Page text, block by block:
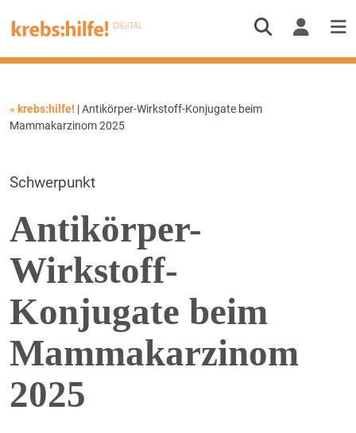
« krebs:hilfe! | Antikörper-Wirkstoff-Konjugate beim
Mammakarzinom 2025
Schwerpunkt
Antikörper-
Wirkstoff-
Konjugate beim
Mammakarzinom
2025